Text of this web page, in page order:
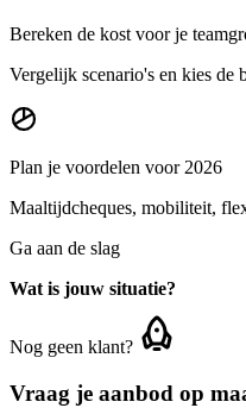
Bereken de kost voor je
Vergelijk scenario's en kies de
Plan je voordelen voor 2026
Maaltijdcheques, mobiliteit,
Ga aan de slag
Wat is jouw situatie?
Nog geen klant?
Vraag je aanbod op